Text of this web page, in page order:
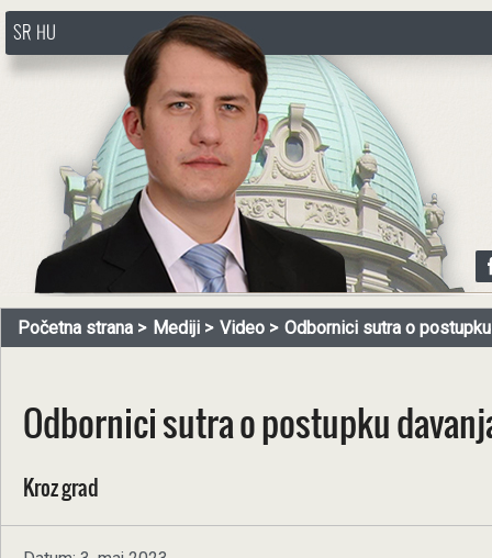
http://www.pasztorbalint.rs/sr
SR HU
Početna strana Mediji Video Odbornici sutra o postupku
Odbornici sutra o postupku
Kroz grad